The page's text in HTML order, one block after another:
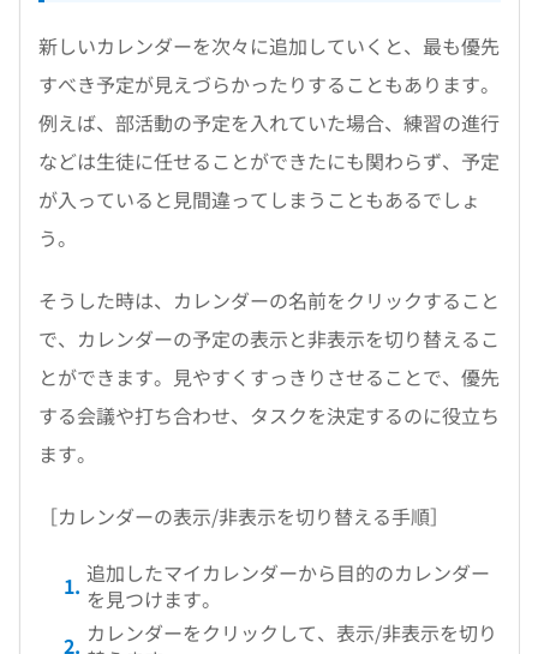
新しいカレンダーを次々に追加していくと、最も優先
すべき予定が見えづらかったりすることもあります。
例えば、部活動の予定を入れていた場合、練習の進行
などは生徒に任せることができたにも関わらず、予定
が入っていると見間違ってしまうこともあるでしょ
う。
そうした時は、カレンダーの名前をクリックすること
で、カレンダーの予定の表示と非表示を切り替えるこ
とができます。見やすくすっきりさせることで、優先
する会議や打ち合わせ、タスクを決定するのに役立ち
ます。
［カレンダーの表示/非表示を切り替える手順］
追加したマイカレンダーから目的のカレンダー
を見つけます。
カレンダーをクリックして、表示/非表示を切り